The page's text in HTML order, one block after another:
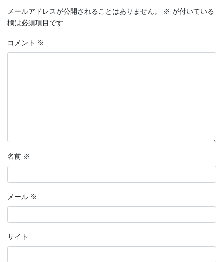
メールアドレスが公開されることはありません。 ※ が付いている
欄は必須項目です
コメント ※
名前 ※
メール ※
サイト